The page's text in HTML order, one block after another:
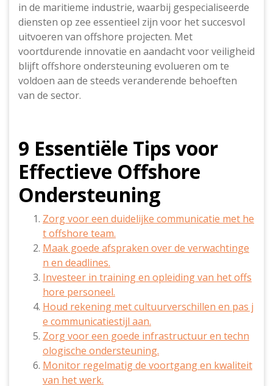
in de maritieme industrie, waarbij gespecialiseerde
diensten op zee essentieel zijn voor het succesvol
uitvoeren van offshore projecten. Met
voortdurende innovatie en aandacht voor veiligheid
blijft offshore ondersteuning evolueren om te
voldoen aan de steeds veranderende behoeften
van de sector.
9 Essentiële Tips voor
Effectieve Offshore
Ondersteuning
Zorg voor een duidelijke communicatie met he
t offshore team.
Maak goede afspraken over de verwachtinge
n en deadlines.
Investeer in training en opleiding van het offs
hore personeel.
Houd rekening met cultuurverschillen en pas j
e communicatiestijl aan.
Zorg voor een goede infrastructuur en techn
ologische ondersteuning.
Monitor regelmatig de voortgang en kwaliteit
van het werk.